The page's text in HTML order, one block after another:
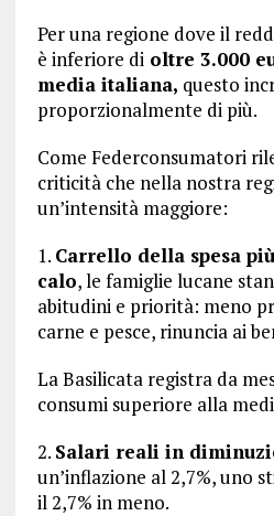
Per una regione dove il
è inferiore dioltre 3.000
media italiana, questo
proporzionalmente di più.
Come Federconsumatori
criticità che nella nostra
un’intensità maggiore:
1. Carrello della spesa
calo, le famiglie lucane
abitudini e priorità: meno
carne e pesce, rinuncia ai
La Basilicata registra da
consumi superiore alla
2. Salari reali in
un’inflazione al 2,7%, uno
il 2,7% in meno.